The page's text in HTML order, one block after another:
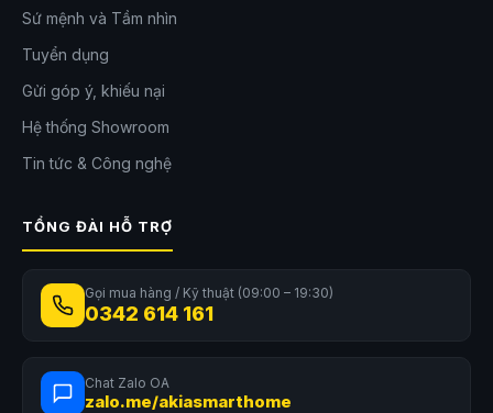
Sứ mệnh và Tầm nhìn
Tuyển dụng
Gửi góp ý, khiếu nại
Hệ thống Showroom
Tin tức & Công nghệ
TỔNG ĐÀI HỖ TRỢ
Gọi mua hàng / Kỹ thuật (09:00 – 19:30)
0342 614 161
Chat Zalo OA
zalo.me/akiasmarthome